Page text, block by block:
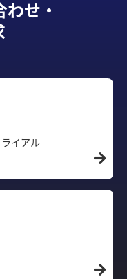
せ・
イアル